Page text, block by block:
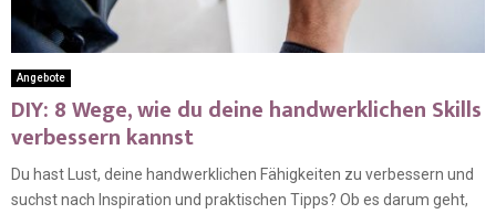
Angebote
DIY: 8 Wege, wie du deine handwerklichen Skills
verbessern kannst
Du hast Lust, deine handwerklichen Fähigkeiten zu verbessern und
suchst nach Inspiration und praktischen Tipps? Ob es darum geht,